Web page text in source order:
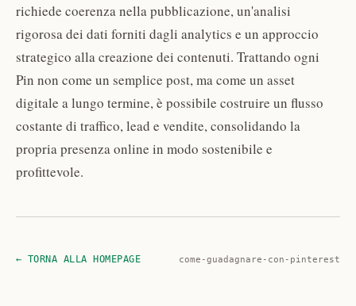
richiede coerenza nella pubblicazione, un'analisi
rigorosa dei dati forniti dagli analytics e un approccio
strategico alla creazione dei contenuti. Trattando ogni
Pin non come un semplice post, ma come un asset
digitale a lungo termine, è possibile costruire un flusso
costante di traffico, lead e vendite, consolidando la
propria presenza online in modo sostenibile e
profittevole.
← TORNA ALLA HOMEPAGE come-guadagnare-con-pinterest